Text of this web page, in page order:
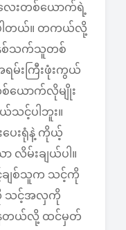
လေးတစ်ယောက်ရဲ့
ါတယ်။ တကယ်လို့
စ်သက်သူတစ်
းကြီးဖုံးကွယ်
ယောက်လိုမျိုး
သင့်ပါဘူး။
ေးရုံနဲ့ ကိုယ့်
လိမ်းချယ်ပါ။
ချစ်သူက သင့်ကို
လို သင့်အလှကို
ေတယ်လို့ ထင်မှတ်